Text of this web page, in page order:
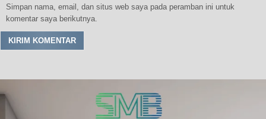
Simpan nama, email, dan situs web saya pada peramban ini untuk
komentar saya berikutnya.